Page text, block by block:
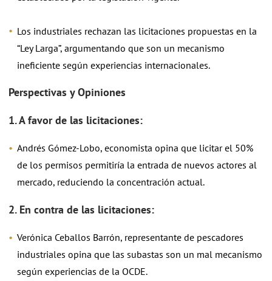
Los industriales rechazan las licitaciones propuestas en la
“Ley Larga”, argumentando que son un mecanismo
ineficiente según experiencias internacionales.
Perspectivas y Opiniones
1. A favor de las licitaciones:
Andrés Gómez-Lobo, economista opina que licitar el 50%
de los permisos permitiría la entrada de nuevos actores al
mercado, reduciendo la concentración actual.
2. En contra de las licitaciones:
Verónica Ceballos Barrón, representante de pescadores
industriales opina que las subastas son un mal mecanismo
según experiencias de la OCDE.